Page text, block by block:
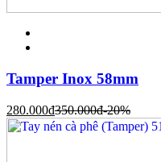
Tamper Inox 58mm
280.000đ350.000đ-20%